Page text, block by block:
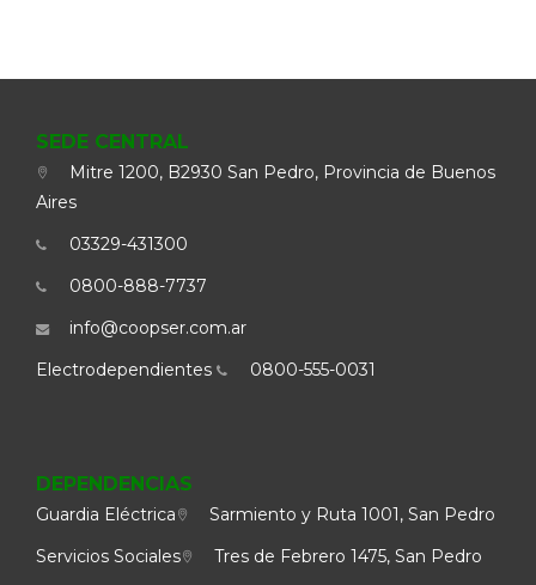
SEDE CENTRAL
Mitre 1200, B2930 San Pedro, Provincia de Buenos
Aires
03329-431300
0800-888-7737
info@coopser.com.ar
Electrodependientes
0800-555-0031
DEPENDENCIAS
Guardia Eléctrica
Sarmiento y Ruta 1001, San Pedro
Servicios Sociales
Tres de Febrero 1475, San Pedro